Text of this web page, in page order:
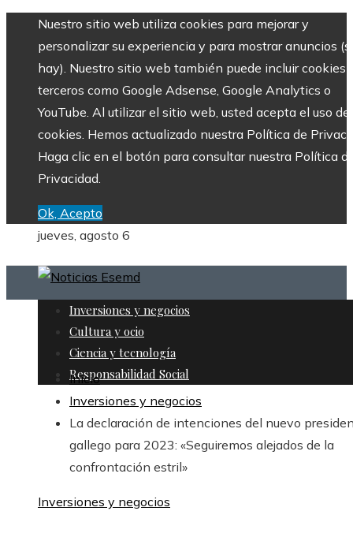
Nuestro sitio web utiliza cookies para mejorar y
personalizar su experiencia y para mostrar anuncios
hay). Nuestro sitio web también puede incluir cookies
terceros como Google Adsense, Google Analytics o
YouTube. Al utilizar el sitio web, usted acepta el uso de
cookies. Hemos actualizado nuestra Política de
Haga clic en el botón para consultar nuestra Política
Privacidad.
Ok, Acepto
jueves, agosto 6
Inversiones y negocios
Cultura y ocio
Ciencia y tecnología
Responsabilidad Social
Inicio
Inversiones y negocios
La declaración de intenciones del nuevo
gallego para 2023: «Seguiremos alejados de la
confrontación estril»
Inversiones y negocios